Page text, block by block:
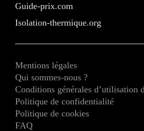
Guide-prix.com
Isolation-thermique.org
Mentions légales
Qui sommes-nous ?
Conditions générales d’utilisation
Politique de confidentialité
Politique de cookies
FAQ